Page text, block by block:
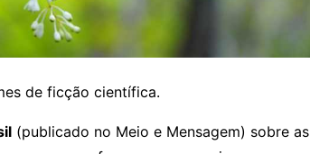
de ficção científica.
(publicado no Meio e Mensagem) sobre as